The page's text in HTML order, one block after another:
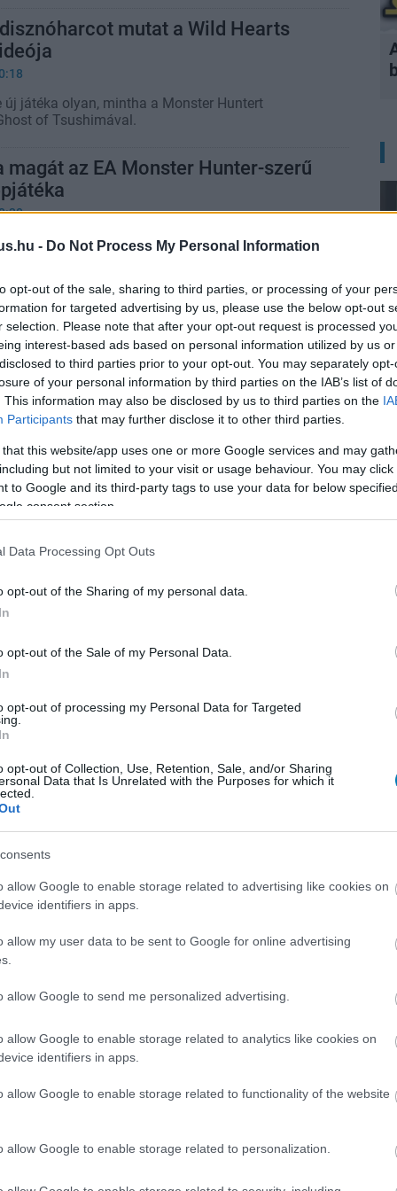
- Do Not Process My Personal Information
opt-out of the sale, sharing to third parties, or processing of your
for targeted advertising by us, please use the below opt-out
selection. Please note that after your opt-out request is processed
interest-based ads based on personal information utilized by us
to third parties prior to your opt-out. You may separately
of your personal information by third parties on the IAB’s list of
This information may also be disclosed by us to third parties on the
Participants that may further disclose it to other third parties.
that this website/app uses one or more Google services and may
but not limited to your visit or usage behaviour. You may
to Google and its third-party tags to use your data for below
consent section.
Data Processing Opt Outs
opt-out of the Sharing of my personal data.
opt-out of the Sale of my Personal Data.
opt-out of processing my Personal Data for Targeted
opt-out of Collection, Use, Retention, Sale, and/or Sharing
Data that Is Unrelated with the Purposes for which it
allow Google to enable storage related to advertising like cookies on
identifiers in apps.
allow my user data to be sent to Google for online advertising
allow Google to send me personalized advertising.
allow Google to enable storage related to analytics like cookies on
identifiers in apps.
allow Google to enable storage related to functionality of the website
allow Google to enable storage related to personalization.
mutat a Wild Hearts
új játéka olyan, mintha a Monster Huntert
of Tsushimával.
magát az EA Monster Hunter-szerű
a Dynasty Warriors széria készítői
Age of Calamity teszt - harc
20:50
alapján készült már színtiszta akciójáték - ez az
a nagyszerű Breath of the Wild közvetlen
érdekesebb háborút kínál.
Builders 2 teszt - JRPG Minecraft
19:28
is.
2 teszt - titánok harca
és mangasorozat ismét kapott egy videojátékos
egy új főhős szemszögéből.
9 - közel fél órán át nézhetjük a
csak PlayStation 4-re jön a Dynasty Warriors 9, hogy
közel fél órás gameplay videóval prezentálja az
2 - új trailer hozta a megjelenési
pontosan tudjuk, melyik nap jelenik meg az Attack
Heroes II teszt - hősiesnek kevés
21:57
Warriors harcrendszerét és a Dragon Quest
vegyítő mellékszál, a Dragon Quest Heroes, de
elégedettek.